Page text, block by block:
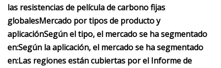
las resistencias de película de carbono fijas
globalesMercado por tipos de producto y
aplicaciónSegún el tipo, el mercado se ha segmentado
en:Según la aplicación, el mercado se ha segmentado
en:Las regiones están cubiertas por el Informe de